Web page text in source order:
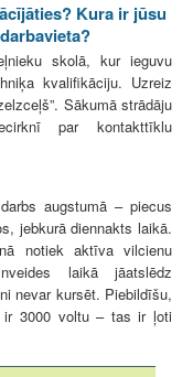
Kura ir jūsu
skolā, kur ieguvu
kvalifikāciju. Uzreiz
Sākumā strādāju
par kontakttīklu
augstumā – piecus
jebkurā diennakts laikā.
notiek aktīva vilcienu
laikā jāatslēdz
nevar kursēt. Piebildīšu,
ir 3000 voltu – tas ir ļoti